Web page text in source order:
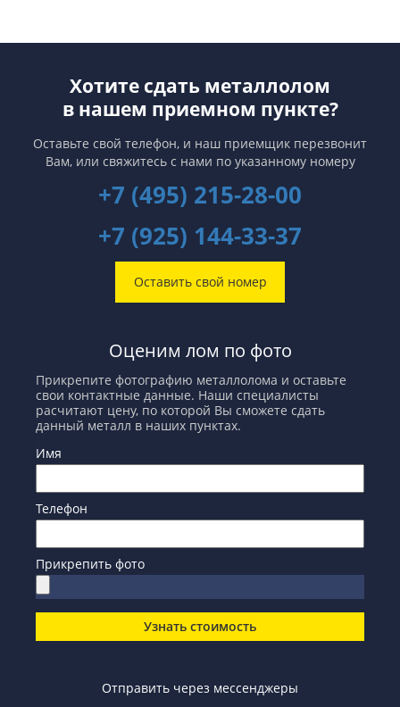
Хотите сдать металлолом
в нашем приемном пункте?
Оставьте свой телефон, и наш приемщик перезвонит
Вам, или свяжитесь с нами по указанному номеру
+7 (495) 215-28-00
+7 (925) 144-33-37
Оставить свой номер
Оценим лом по фото
Прикрепите фотографию металлолома и оставьте
свои контактные данные. Наши специалисты
расчитают цену, по которой Вы сможете сдать
данный металл в наших пунктах.
Имя
Телефон
Прикрепить фото
Узнать стоимость
Отправить через мессенджеры